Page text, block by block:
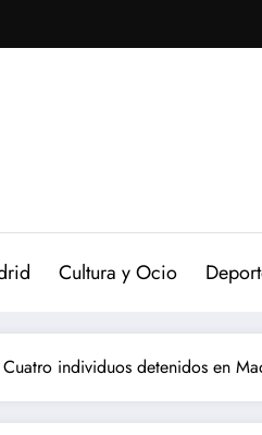
Cultura y Ocio
Cuatro individuos detenidos en